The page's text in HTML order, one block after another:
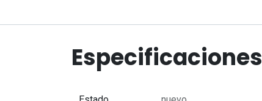
Especificaciones